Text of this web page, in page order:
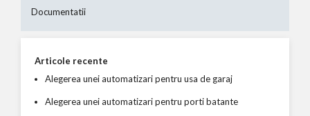
Documentatii
Articole recente
Alegerea unei automatizari pentru usa de garaj
Alegerea unei automatizari pentru porti batante